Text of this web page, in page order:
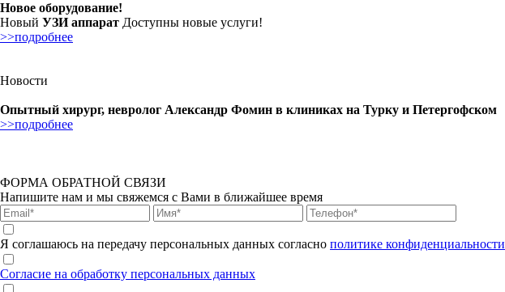
Новое оборудование!
Новый УЗИ аппарат Доступны новые услуги!
>>подробнее
Новости
Опытный хирург, невролог Александр Фомин в клиниках на Турку и Петергофском
>>подробнее
ФОРМА ОБРАТНОЙ СВЯЗИ
Напишите нам и мы свяжемся с Вами в ближайшее время
Я соглашаюсь на передачу персональных данных согласно политике конфиденциальности
Согласие на обработку персональных данных